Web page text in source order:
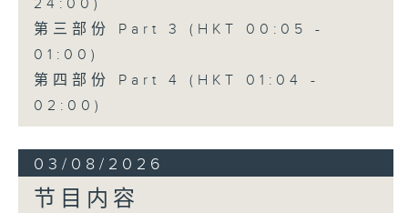
24:00)
第三部份 Part 3 (HKT 00:05 -
01:00)
第四部份 Part 4 (HKT 01:04 -
02:00)
03/08/2026
节目内容